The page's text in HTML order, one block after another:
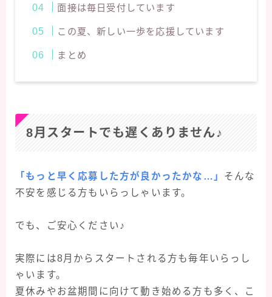
面接は毎日受付しています
この夏、新しい一歩を応援しています
まとめ
8月スタートでも遅くありません♪
「もっと早く応募した方が良かったかな…」 そんな
不安を感じる方もいらっしゃいます。
でも、ご安心ください♪
実際には8月からスタートされる方も毎年いらっし
ゃいます。
夏休みやお盆期間に向けて動き始める方も多く、こ